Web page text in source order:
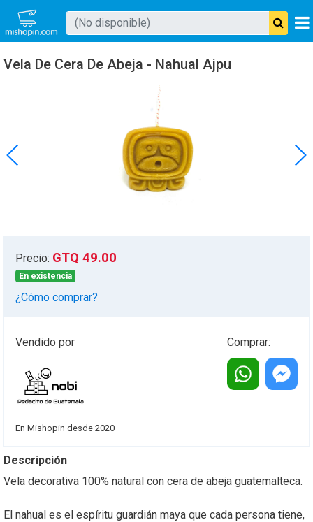
Mishopin
Buscar producto
Vela De Cera De Abeja - Nahual Ajpu
Precio: GTQ 49.00
En existencia
¿Cómo comprar?
Vendido por Comprar:
este
whatsapp
este
En Mishopin desde 2020
Descripción
Vela decorativa 100% natural con cera de abeja guatemalteca.
El nahual es el espíritu guardián maya que cada persona tiene,